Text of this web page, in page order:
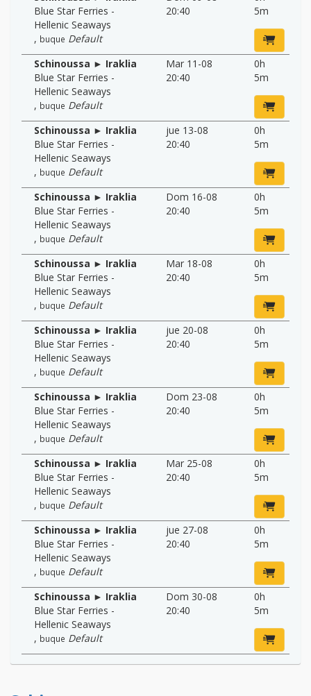
Blue Star Ferries -
Hellenic Seaways
, buque Default
20:40
5m
Schinoussa ► Iraklia
Blue Star Ferries -
Hellenic Seaways
, buque Default
Mar 11-08
20:40
0h
5m
Schinoussa ► Iraklia
Blue Star Ferries -
Hellenic Seaways
, buque Default
jue 13-08
20:40
0h
5m
Schinoussa ► Iraklia
Blue Star Ferries -
Hellenic Seaways
, buque Default
Dom 16-08
20:40
0h
5m
Schinoussa ► Iraklia
Blue Star Ferries -
Hellenic Seaways
, buque Default
Mar 18-08
20:40
0h
5m
Schinoussa ► Iraklia
Blue Star Ferries -
Hellenic Seaways
, buque Default
jue 20-08
20:40
0h
5m
Schinoussa ► Iraklia
Blue Star Ferries -
Hellenic Seaways
, buque Default
Dom 23-08
20:40
0h
5m
Schinoussa ► Iraklia
Blue Star Ferries -
Hellenic Seaways
, buque Default
Mar 25-08
20:40
0h
5m
Schinoussa ► Iraklia
Blue Star Ferries -
Hellenic Seaways
, buque Default
jue 27-08
20:40
0h
5m
Schinoussa ► Iraklia
Blue Star Ferries -
Hellenic Seaways
, buque Default
Dom 30-08
20:40
0h
5m